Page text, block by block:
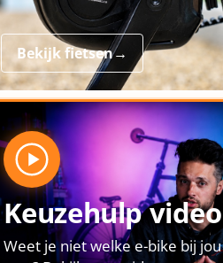
Bekijk fietsen→
Keuzehulp video
Weet je niet welke e-bike bij jou